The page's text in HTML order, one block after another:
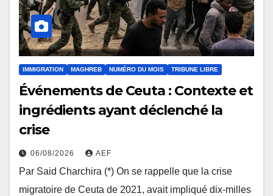
IMMIGRATION MAGHREB NUMÉRO DU MOIS TRIBUNE LIBRE
Événements de Ceuta : Contexte et
ingrédients ayant déclenché la
crise
06/08/2026 AEF
Par Said Charchira (*) On se rappelle que la crise
migratoire de Ceuta de 2021, avait impliqué dix-milles